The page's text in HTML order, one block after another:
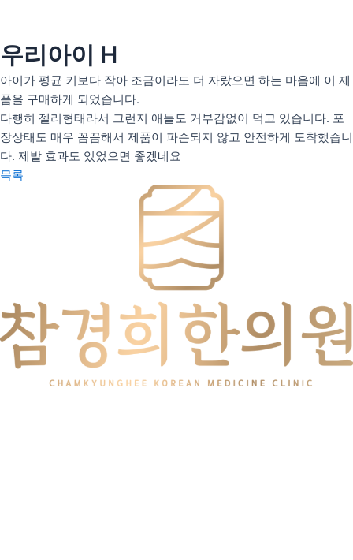
츠
건
너
뛰
기
인사말
의료인 소개
안티트러블
펄화이트
우리아이H(성장)
우리아이 H
아이가 평균 키보다 작아 조금이라도 더 자랐으면 하는 마음에 이 제
품을 구매하게 되었습니다.
다행히 젤리형태라서 그런지 애들도 거부감없이 먹고 있습니다. 포
장상태도 매우 꼼꼼해서 제품이 파손되지 않고 안전하게 도착했습니
다. 제발 효과도 있었으면 좋겠네요
목록